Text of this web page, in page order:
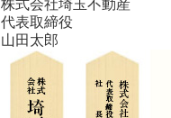
株式会社埼玉不動産
代表取締役
山田太郎